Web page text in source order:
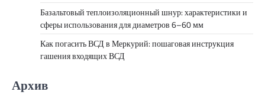
Базальтовый теплоизоляционный шнур: характеристики и
сферы использования для диаметров 6–60 мм
Как погасить ВСД в Меркурий: пошаговая инструкция
гашения входящих ВСД
Архив